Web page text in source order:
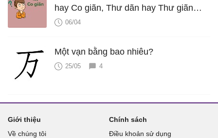
hay Co giãn, Thư dãn hay Thư giãn
mới đúng?
06/04
Một vạn bằng bao nhiêu?
25/05 4
Giới thiệu
Về chúng tôi
Chính sách
Điều khoản sử dụng